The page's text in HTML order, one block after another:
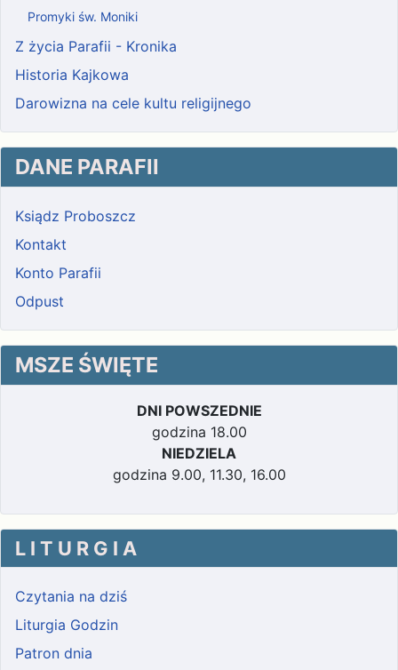
Promyki św. Moniki
Z życia Parafii - Kronika
Historia Kajkowa
Darowizna na cele kultu religijnego
DANE PARAFII
Ksiądz Proboszcz
Kontakt
Konto Parafii
Odpust
MSZE ŚWIĘTE
DNI POWSZEDNIE
godzina 18.00
NIEDZIELA
godzina 9.00, 11.30, 16.00
L I T U R G I A
Czytania na dziś
Liturgia Godzin
Patron dnia